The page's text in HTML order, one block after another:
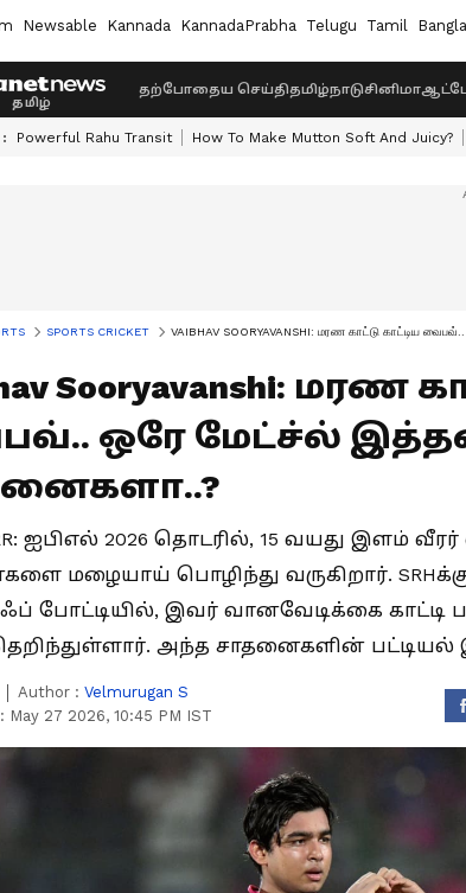
Newsable Kannada KannadaPrabha Telugu Tamil Bangla
தற்போதைய செய்திதமிழ்நாடுசினிமா
Powerful Rahu Transit How To Make Mutton Soft And Juicy?
SPORTS CRICKET VAIBHAV SOORYAVANSHI: மரண காட்டு காட்டிய
Sooryavanshi: மரண
ஒரே மேட்ச்ல்
RR: ஐபிஎல் 2026 தொடரில், 15 வயது இளம்
மழையாய் பொழிந்து வருகிறார்.
போட்டியில், இவர் வானவேடிக்கை
அந்த சாதனைகளின்
Author : Velmurugan S
May 27 2026, 10:45 PM IST